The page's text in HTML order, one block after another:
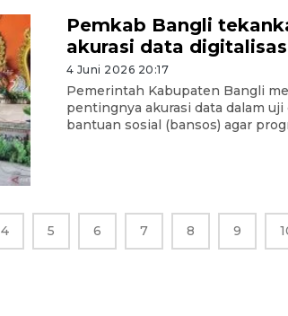
Pemkab Bangli
akurasi data
4 Juni 2026 20:17
Pemerintah Kabupaten Bangli
pentingnya akurasi data dalam
bantuan sosial (bansos) agar
4 5 6 7 8 9